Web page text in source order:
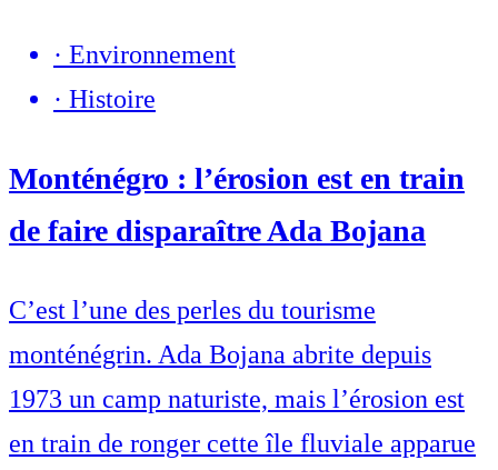
· Environnement
· Histoire
Monténégro : l’érosion est en train
de faire disparaître Ada Bojana
C’est l’une des perles du tourisme
monténégrin. Ada Bojana abrite depuis
1973 un camp naturiste, mais l’érosion est
en train de ronger cette île fluviale apparue